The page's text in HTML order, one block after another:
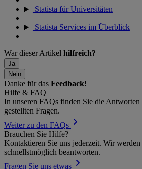
Statista für Universitäten
Statista Services im Überblick
War dieser Artikel hilfreich?
Ja
Nein
Danke für das Feedback!
Hilfe & FAQ
In unseren FAQs finden Sie die Antworten
gestellten Fragen.
Weiter zu den FAQs
Brauchen Sie Hilfe?
Kontaktieren Sie uns jederzeit. Wir
schnellstmöglich beantworten.
Fragen Sie uns etwas